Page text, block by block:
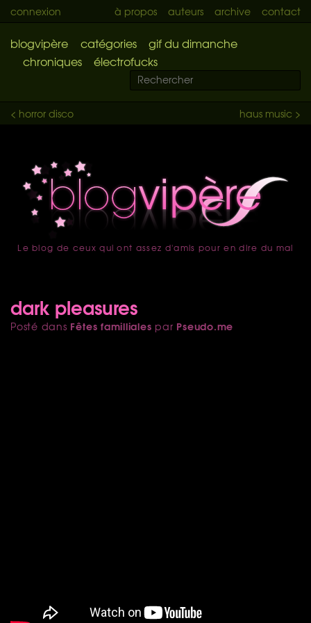
connexion à propos auteurs archive contact
blogvipère catégories
gif du dimanche
chroniques
électrofucks
haus music >
< horror disco
accueil
Le blog de ceux qui ont assez d'amis pour en dire du mal
dark pleasures
Posté dans Fêtes familliales par Pseudo.me